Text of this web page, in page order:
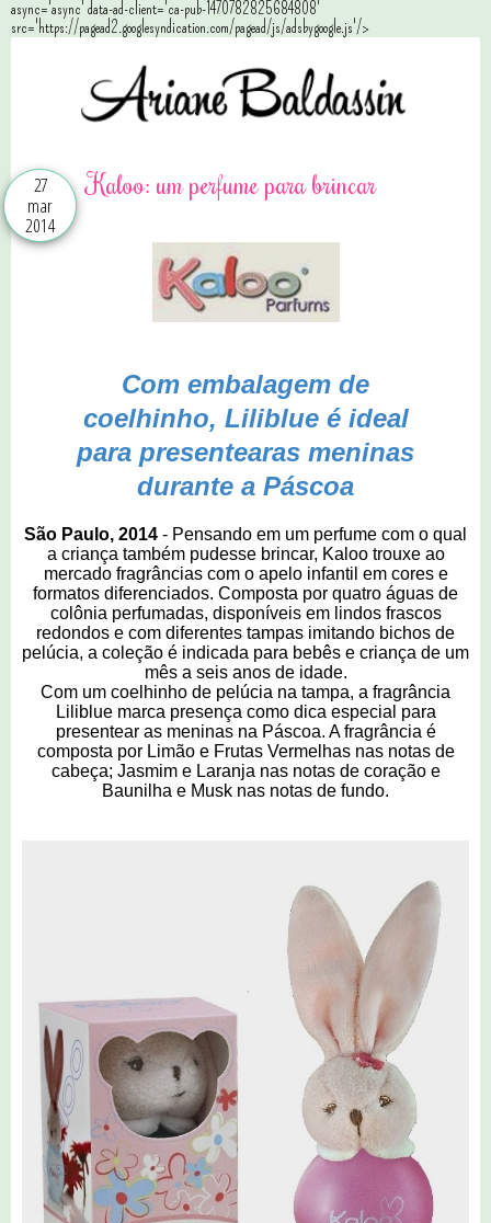
async='async' data-ad-client='ca-pub-1470782825684808'
src='https://pagead2.googlesyndication.com/pagead/js/adsbygoogle.js'/>
27
mar
2014
Kaloo: um perfume para brincar
Com embalagem de
coelhinho, Liliblue é ideal
para presentearas meninas
durante a Páscoa
São Paulo, 2014 - Pensando em um perfume com o qual
a criança também pudesse brincar, Kaloo trouxe ao
mercado fragrâncias com o apelo infantil em cores e
formatos diferenciados. Composta por quatro águas de
colônia perfumadas, disponíveis em lindos frascos
redondos e com diferentes tampas imitando bichos de
pelúcia, a coleção é indicada para bebês e criança de um
mês a seis anos de idade.
Com um coelhinho de pelúcia na tampa, a fragrância
Liliblue marca presença como dica especial para
presentear as meninas na Páscoa. A fragrância é
composta por Limão e Frutas Vermelhas nas notas de
cabeça; Jasmim e Laranja nas notas de coração e
Baunilha e Musk nas notas de fundo.